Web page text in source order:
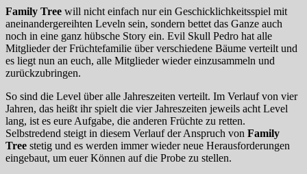
Family Tree will nicht einfach nur ein Geschicklichkeitsspiel mit
aneinandergereihten Leveln sein, sondern bettet das Ganze auch
noch in eine ganz hübsche Story ein. Evil Skull Pedro hat alle
Mitglieder der Früchtefamilie über verschiedene Bäume verteilt und
es liegt nun an euch, alle Mitglieder wieder einzusammeln und
zurückzubringen.
So sind die Level über alle Jahreszeiten verteilt. Im Verlauf von vier
Jahren, das heißt ihr spielt die vier Jahreszeiten jeweils acht Level
lang, ist es eure Aufgabe, die anderen Früchte zu retten.
Selbstredend steigt in diesem Verlauf der Anspruch von Family
Tree stetig und es werden immer wieder neue Herausforderungen
eingebaut, um euer Können auf die Probe zu stellen.